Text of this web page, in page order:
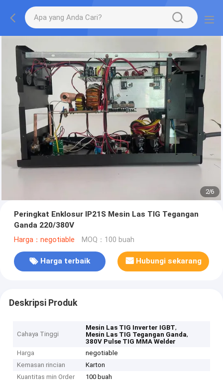
2/6
Peringkat Enklosur IP21S Mesin Las TIG Tegangan
Ganda 220/380V
Harga：negotiable MOQ：100 buah
Harga terbaik Hubungi sekarang
Deskripsi Produk
Cahaya Tinggi
Mesin Las TIG Inverter IGBT,
Mesin Las TIG Tegangan Ganda,
380V Pulse TIG MMA Welder
Harga
negotiable
Kemasan rincian
Karton
Kuantitas min Order
100 buah